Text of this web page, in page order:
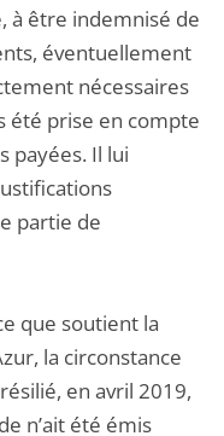
à être indemnisé de
éventuellement
nécessaires
été prise en compte
payées. Il lui
partie de
que soutient la
la circonstance
en avril 2019,
n’ait été émis